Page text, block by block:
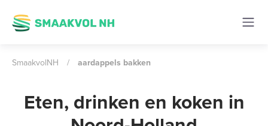
SmaakvolNH / aardappels bakken
Eten, drinken en koken in